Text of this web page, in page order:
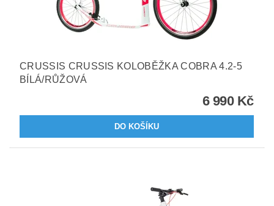
CRUSSIS CRUSSIS KOLOBĚŽKA COBRA 4.2-5
BÍLÁ/RŮŽOVÁ
6 990 Kč